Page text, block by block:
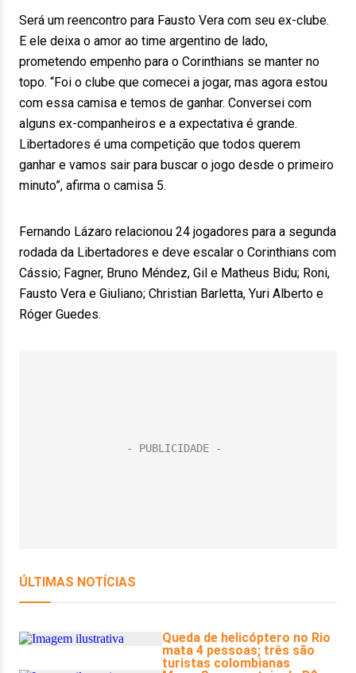
Será um reencontro para Fausto Vera com seu ex-clube.
E ele deixa o amor ao time argentino de lado,
prometendo empenho para o Corinthians se manter no
topo. “Foi o clube que comecei a jogar, mas agora estou
com essa camisa e temos de ganhar. Conversei com
alguns ex-companheiros e a expectativa é grande.
Libertadores é uma competição que todos querem
ganhar e vamos sair para buscar o jogo desde o primeiro
minuto”, afirma o camisa 5.
Fernando Lázaro relacionou 24 jogadores para a segunda
rodada da Libertadores e deve escalar o Corinthians com
Cássio; Fagner, Bruno Méndez, Gil e Matheus Bidu; Roni,
Fausto Vera e Giuliano; Christian Barletta, Yuri Alberto e
Róger Guedes.